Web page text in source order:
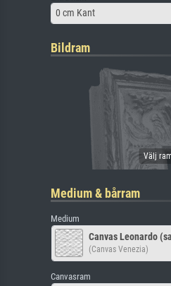
0 cm Kant
Bildram
Medium & bårram
Medium
Canvas Leonardo
(Canvas Venezia)
Canvasram